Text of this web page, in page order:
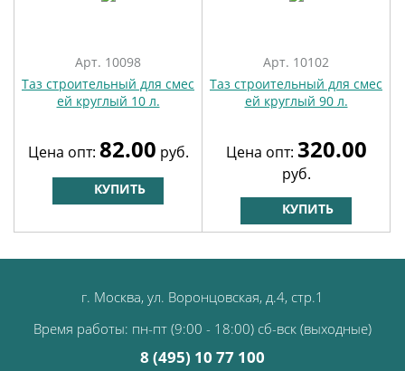
Арт. 10098
Таз строительный для смес
ей круглый 10 л.
Цена опт: 82.00 руб.
КУПИТЬ
Арт. 10102
Таз строительный для смес
ей круглый 90 л.
Цена опт: 320.00
руб.
КУПИТЬ
г. Москва, ул. Воронцовская, д.4, стр.1
Время работы: пн-пт (9:00 - 18:00) сб-вск (выходные)
8 (495) 10 77 100